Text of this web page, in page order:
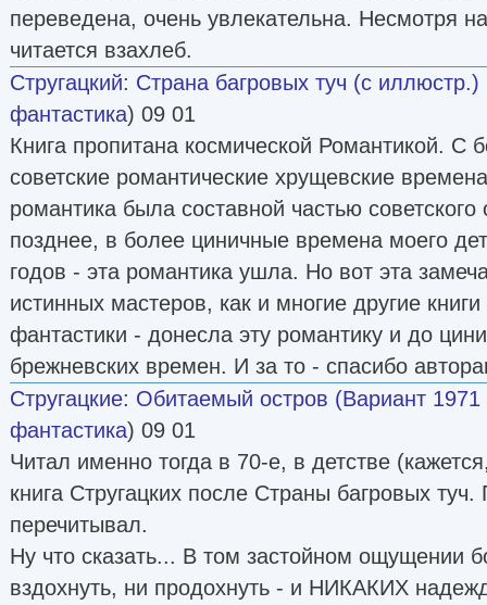
переведена, очень увлекательна. Несмотря
читается взахлеб.
Стругацкий: Страна багровых туч (с иллюстр.)
фантастика) 09 01
Книга пропитана космической Романтикой. С
советские романтические хрущевские
романтика была составной частью
позднее, в более циничные времена моего
годов - эта романтика ушла. Но вот эта
истинных мастеров, как и многие другие
фантастики - донесла эту романтику и до
брежневских времен. И за то - спасибо
Стругацкие: Обитаемый остров (Вариант 1971
фантастика) 09 01
Читал именно тогда в 70-е, в детстве
книга Стругацких после Страны багровых
перечитывал.
Ну что сказать... В том застойном ощущении
вздохнуть, ни продохнуть - и НИКАКИХ